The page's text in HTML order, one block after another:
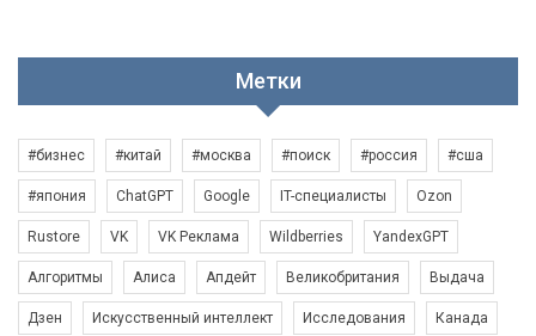
Метки
#бизнес #китай #москва #поиск #россия #сша
#япония ChatGPT Google IT-специалисты Ozon
Rustore VK VK Реклама Wildberries YandexGPT
Алгоритмы Алиса Апдейт Великобритания Выдача
Дзен Искусственный интеллект Исследования Канада